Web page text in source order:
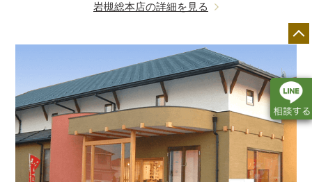
岩槻総本店の詳細を見る
店舗一覧 展示会情報 カタログ請求